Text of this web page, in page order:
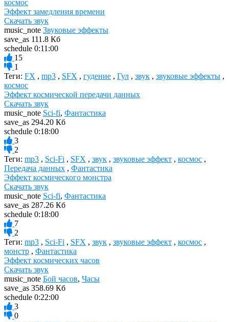
космос
Эффект замедления времени
Скачать звук
music_note Звуковые эффекты
save_as 111.8 Кб
schedule 0:11:00
15
1
Теги: FX , mp3 , SFX , гудение , Гул , звук , звуковые эффекты ,
космос
Эффект космической передачи данных
Скачать звук
music_note Sci-fi, Фантастика
save_as 294.20 Кб
schedule 0:18:00
3
2
Теги: mp3 , Sci-Fi , SFX , звук , звуковые эффект , космос ,
Передача данных , Фантастика
Эффект космического монстра
Скачать звук
music_note Sci-fi, Фантастика
save_as 287.26 Кб
schedule 0:18:00
7
2
Теги: mp3 , Sci-Fi , SFX , звук , звуковые эффект , космос ,
монстр , Фантастика
Эффект космических часов
Скачать звук
music_note Бой часов, Часы
save_as 358.69 Кб
schedule 0:22:00
3
0